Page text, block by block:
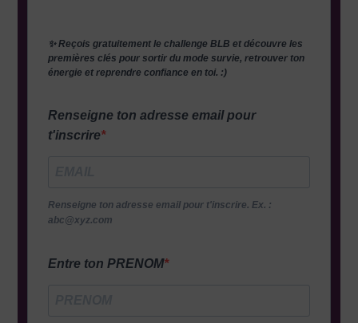
✨ Reçois gratuitement le challenge BLB et découvre les
premières clés pour sortir du mode survie, retrouver ton
énergie et reprendre confiance en toi. :)
Renseigne ton adresse email pour
t'inscrire
Renseigne ton adresse email pour t'inscrire. Ex. :
abc@xyz.com
Entre ton PRENOM